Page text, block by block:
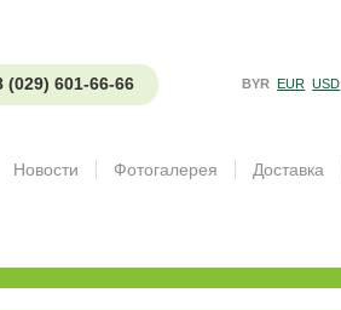
BYR EUR USD
601-66-66
Новости Фотогалерея Доставка